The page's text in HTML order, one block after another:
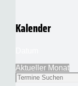
Kalender
Aktueller Monat